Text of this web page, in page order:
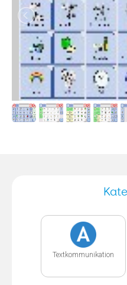
Textkommunikation